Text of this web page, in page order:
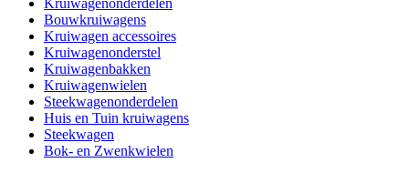
Kruiwagenonderdelen
Bouwkruiwagens
Kruiwagen accessoires
Kruiwagenonderstel
Kruiwagenbakken
Kruiwagenwielen
Steekwagenonderdelen
Huis en Tuin kruiwagens
Steekwagen
Bok- en Zwenkwielen